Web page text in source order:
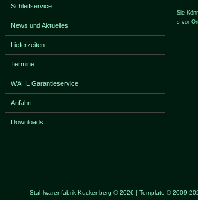
Schleifservice
News und Aktuelles
Lieferzeiten
Termine
WAHL Garantieservice
Anfahrt
Downloads
Sie
s vor
Stahlwarenfabrik Kuckenberg © 2026 | Template © 2009-